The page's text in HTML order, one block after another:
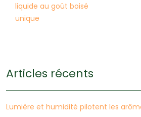
liquide au goût boisé
unique
Articles récents
Lumière et humidité pilotent les